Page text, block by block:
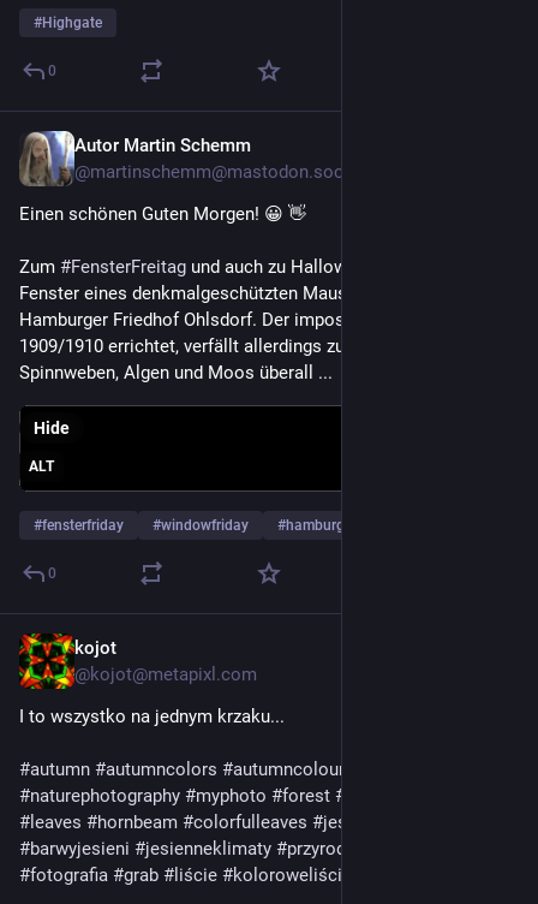
#Highgate
0
Autor Martin Schemm
@martinschemm@mastodon.social
Einen schönen Guten Morgen! 😀 👋
Zum #FensterFreitag und auch zu Halloween 👻🎃 heute die
Fenster eines denkmalgeschützten Mausoleums auf dem
Hamburger Friedhof Ohlsdorf. Der imposante Bau wurde
1909/1910 errichtet, verfällt allerdings zusehends.
Spinnweben, Algen und Moos überall ...
ALT
Hide
#fensterfriday #windowfriday #hamburg
0
kojot
@kojot@metapixl.com
I to wszystko na jednym krzaku...
#autumn #autumncolors #autumncolours
#naturephotography #myphoto #forest #park
#leaves #hornbeam #colorfulleaves #jesiennekolory
#barwyjesieni #jesienneklimaty #przyroda
#fotografia #grab #liście #koloroweliście